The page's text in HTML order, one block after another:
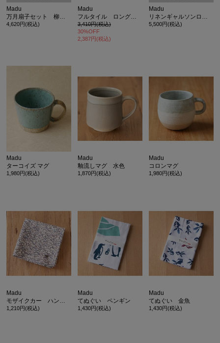
Madu
4,620円(税込)
Madu
3,410円(税込)
30%OFF
2,387円(税込)
Madu
5,500円(税込)
Madu
ターコイズ マグ
1,980円(税込)
Madu
釉流しマグ 水色
1,870円(税込)
Madu
コロンマグ
1,980円(税込)
Madu
モザイクカー ハンカチ
1,210円(税込)
Madu
てぬぐい ペンギン
1,430円(税込)
Madu
てぬぐい 金魚
1,430円(税込)